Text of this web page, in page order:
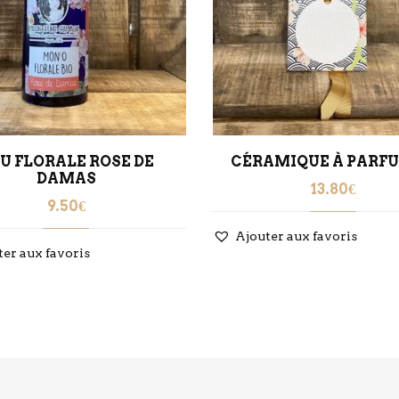
FLORALE ROSE DE
DAMAS
9.50€
aux favoris
CÉRAMIQUE À
13.80€
Ajouter aux favoris